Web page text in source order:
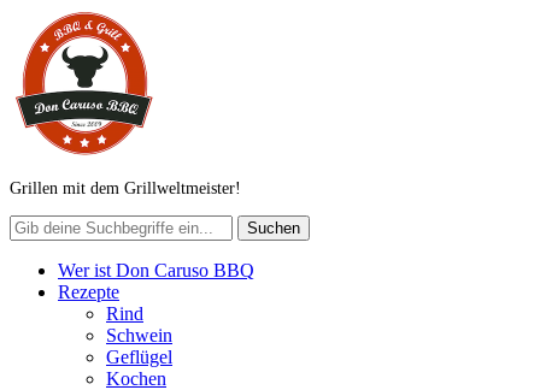
Grillen mit dem Grillweltmeister!
Wer ist Don Caruso BBQ
Rezepte
Rind
Schwein
Geflügel
Kochen